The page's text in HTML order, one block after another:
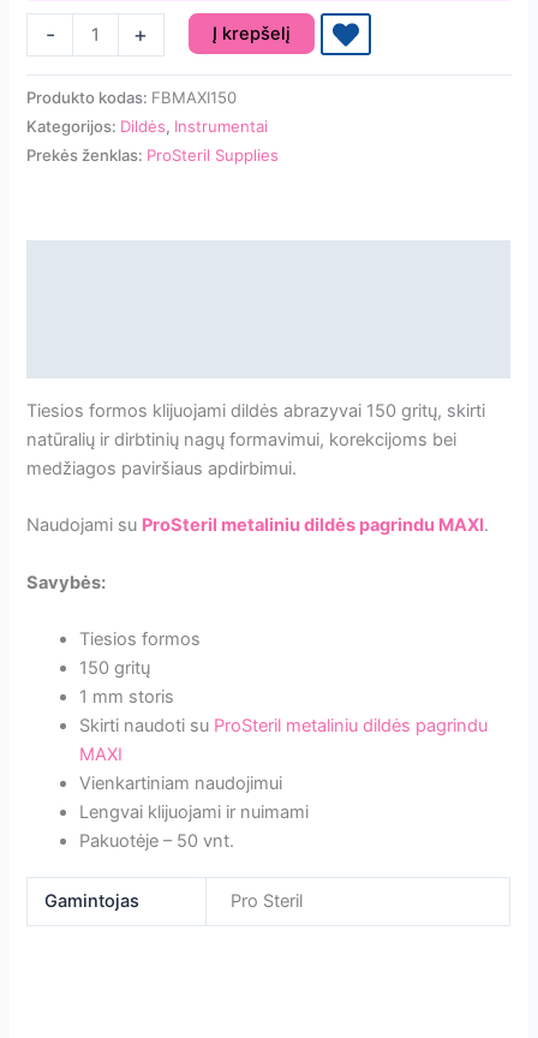
-
produkto
kiekis:
dildės
+ Į krepšelį
Produkto kodas: FBMAXI150
Kategorijos: Dildės, Instrumentai
Prekės ženklas: ProSteril Supplies
Tiesios formos klijuojami dildės abrazyvai 150 gritų, skirti
natūralių ir dirbtinių nagų formavimui, korekcijoms bei
medžiagos paviršiaus apdirbimui.
Naudojami su ProSteril metaliniu dildės pagrindu MAXI.
Savybės:
Tiesios formos
150 gritų
1 mm storis
Skirti naudoti su ProSteril metaliniu dildės pagrindu
MAXI
Vienkartiniam naudojimui
Lengvai klijuojami ir nuimami
Pakuotėje – 50 vnt.
Gamintojas Pro Steril